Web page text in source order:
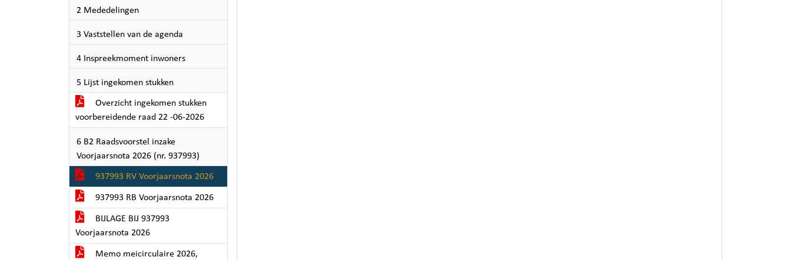
2 Mededelingen
3 Vaststellen van de agenda
4 Inspreekmoment inwoners
5 Lijst ingekomen stukken
Overzicht ingekomen stukken
voorbereidende raad 22 -06-2026
6 B2 Raadsvoorstel inzake
Voorjaarsnota 2026 (nr. 937993)
937993 RV Voorjaarsnota 2026
937993 RB Voorjaarsnota 2026
BIJLAGE BIJ 937993
Voorjaarsnota 2026
Memo meicirculaire 2026,